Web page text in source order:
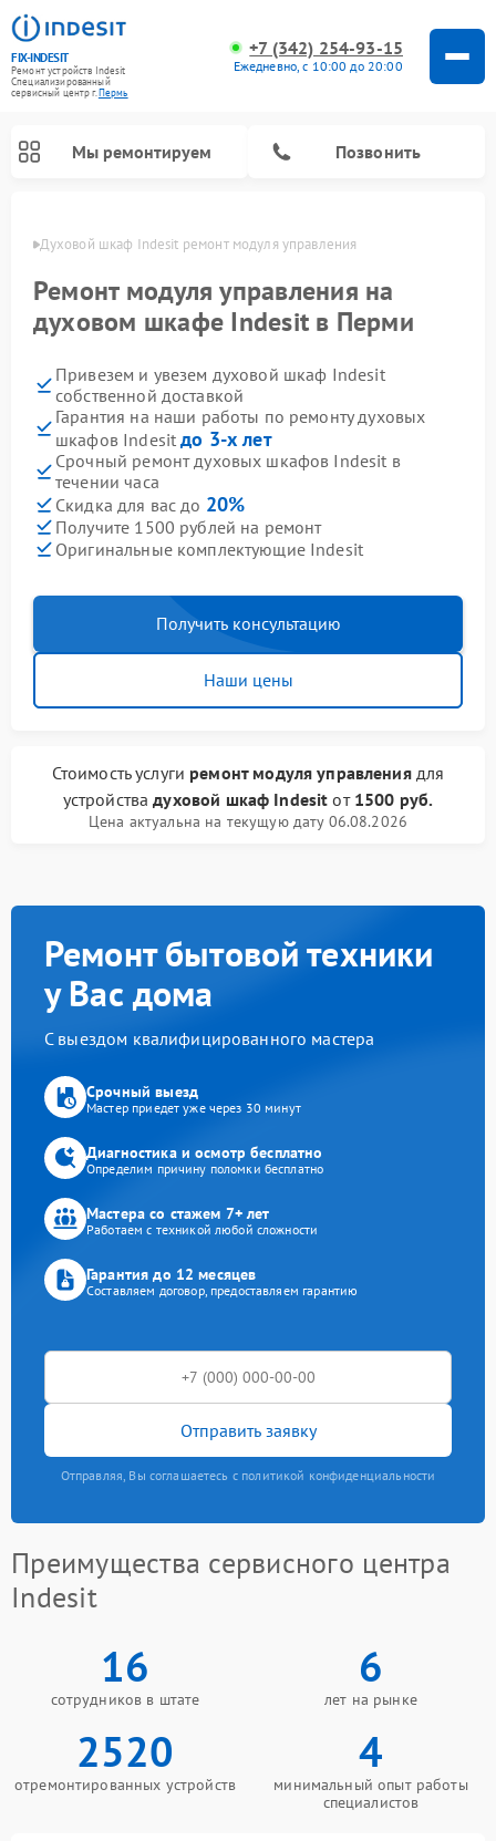
FIX-INDESIT
Ремонт устройств Indesit
Специализированный
cервисный центр г.Пермь
+7 (342) 254-93-15
Ежедневно, с 10:00 до 20:00
Мы ремонтируем Позвонить
Духовой шкаф Indesit ремонт модуля управления
Ремонт модуля управления на
духовом шкафе Indesit в Перми
Привезем и увезем духовой шкаф Indesit
собственной доставкой
Гарантия на наши работы по ремонту духовых
шкафов Indesitдо 3-х лет
Срочный ремонт духовых шкафов Indesit в
течении часа
Скидка для вас до 20%
Получите 1500 рублей на ремонт
Оригинальные комплектующие Indesit
Получить консультацию
Наши цены
Стоимость услуги ремонт модуля управлениядля
устройствадуховой шкаф Indesit от 1500 руб.
Цена актуальна на текущую дату 06.08.2026
Ремонт бытовой техники
у Вас дома
С выездом квалифицированного мастера
Срочный выезд
Мастер приедет уже через 30 минут
Диагностика и осмотр бесплатно
Определим причину поломки бесплатно
Мастера со стажем 7+ лет
Работаем с техникой любой сложности
Гарантия до 12 месяцев
Составляем договор, предоставляем гарантию
Отправить заявку
Отправляя, Вы соглашаетесь с политикой конфиденциальности
Преимущества сервисного центра
Indesit
16
сотрудников в штате
6
лет на рынке
2520
отремонтированных устройств
4
минимальный опыт работы
специалистов